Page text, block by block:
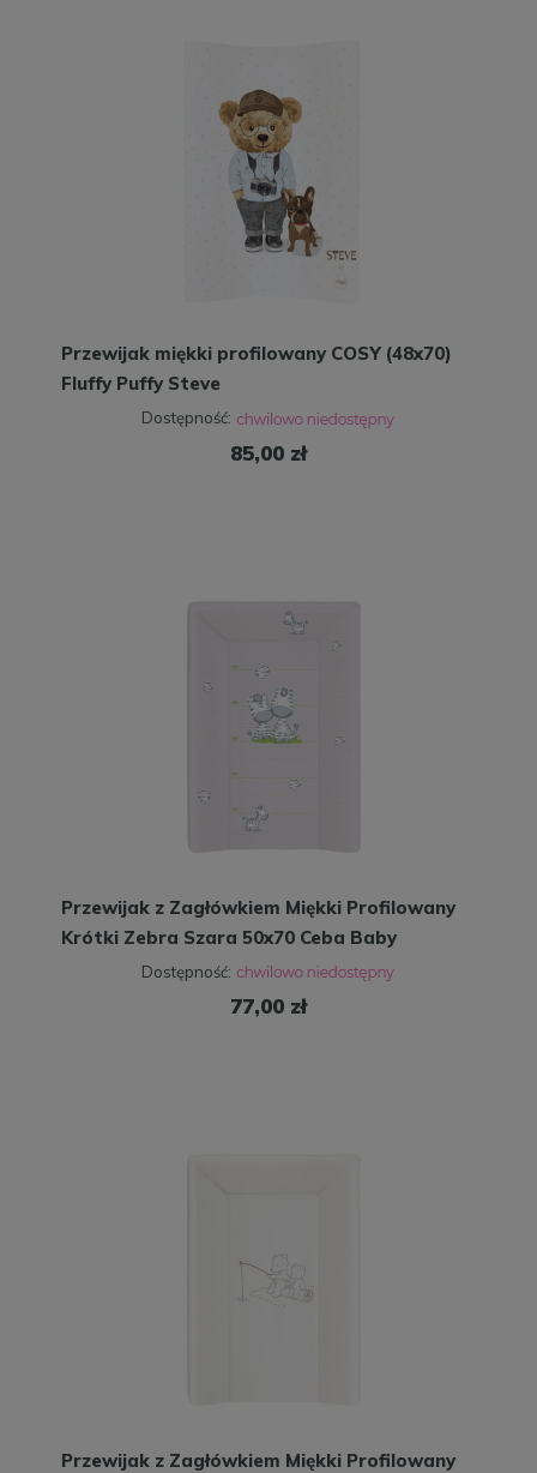
Przewijak miękki profilowany COSY (48x70)
Fluffy Puffy Steve
Dostępność:
85,00 zł
Przewijak z Zagłówkiem Miękki Profilowany
Krótki Zebra Szara 50x70 Ceba Baby
Dostępność:
77,00 zł
Przewijak z Zagłówkiem Miękki Profilowany